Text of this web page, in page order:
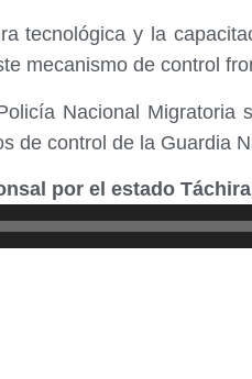
tecnológica y la
mecanismo de control
Nacional Migratoria
de control de la Guardia
por el estado